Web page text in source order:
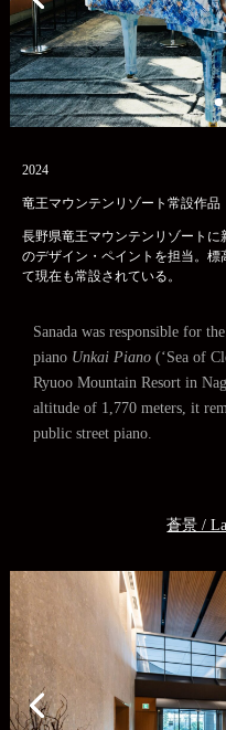
2024
竜王マウンテンリゾート常設作品
長野県竜王マウンテンリゾートに
のデザイン・ペイントを担当。標
て現在も常設されている。
Sanada was responsible for
piano Unkai Piano (‘Sea of
Ryuoo Mountain Resort in
altitude of 1,770 meters, it
public street piano.
蒼景 /